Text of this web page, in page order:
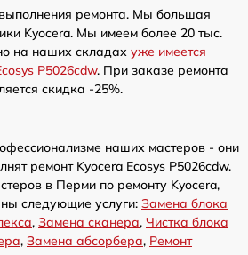
ремонта. Мы большая
Kyocera. Мы имеем более 20 тыс.
на наших складах уже имеется
P5026cdw. При заказе ремонта
скидка -25%.
наших мастеров - они
ремонт Kyocera Ecosys P5026cdw.
в Перми по ремонту Kyocera,
следующие услуги: Замена блока
, Замена сканера, Чистка блока
, Замена абсорбера, Ремонт